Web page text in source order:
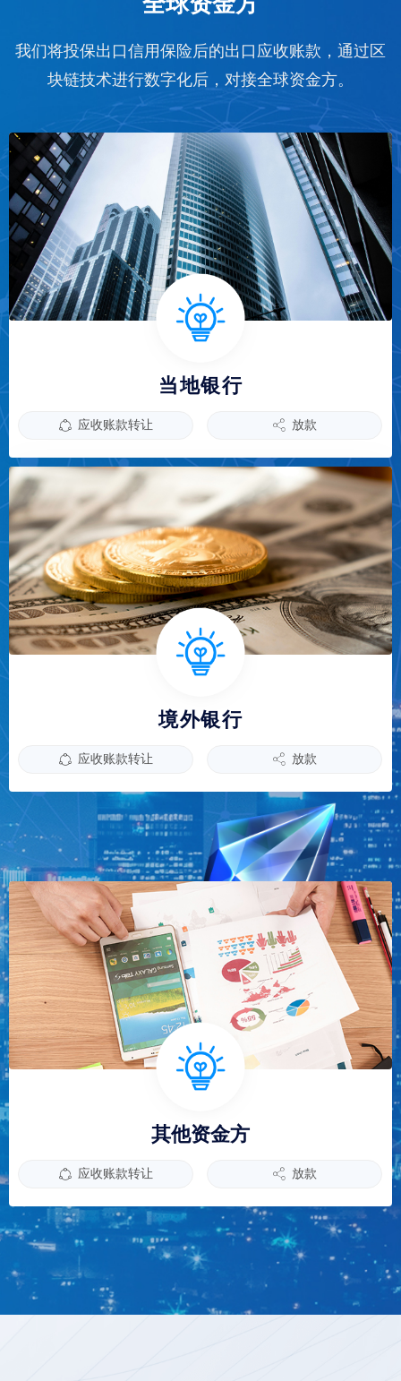
我们将投保出口信用保险后的出口应收账款，通过区
块链技术进行数字化后，对接全球资金方。
ꁢ 应收账款转让
当地银行
ꀲ 放款
ꁢ 应收账款转让
境外银行
ꀲ 放款
ꁢ 应收账款转让
其他资金方
ꀲ 放款